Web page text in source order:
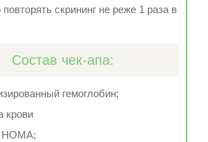
скрининг не реже 1 раза в
Состав чек-апа:
гемоглобин;
крови